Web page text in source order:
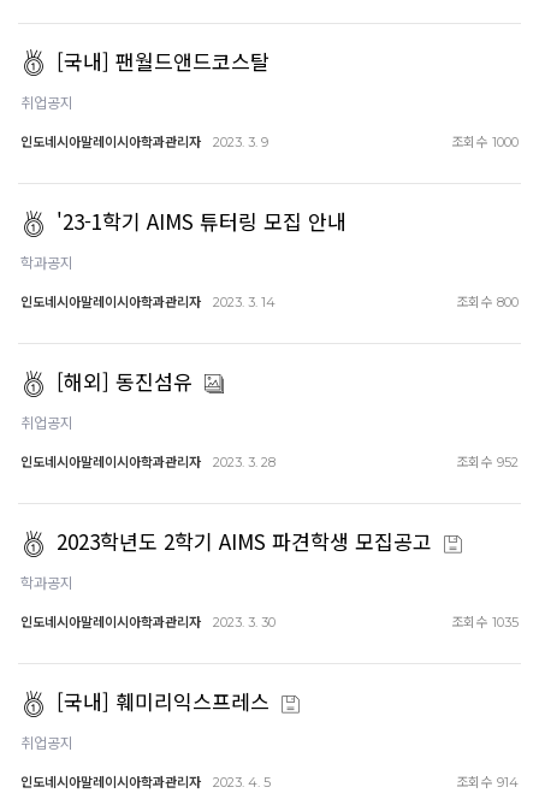
[국내] 팬월드앤드코스탈
취업공지
인도네시아말레이시아학과관리자 2023. 3. 9 조회수 1000
'23-1학기 AIMS 튜터링 모집 안내
학과공지
인도네시아말레이시아학과관리자 2023. 3. 14 조회수 800
[해외] 동진섬유
취업공지
인도네시아말레이시아학과관리자 2023. 3. 28 조회수 952
2023학년도 2학기 AIMS 파견학생 모집공고
학과공지
인도네시아말레이시아학과관리자 2023. 3. 30 조회수 1035
[국내] 훼미리익스프레스
취업공지
인도네시아말레이시아학과관리자 2023. 4. 5 조회수 914